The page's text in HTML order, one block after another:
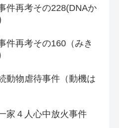
件再考その228(DNAか
件再考その160（みき
動物虐待事件（動機は
家４人心中放火事件